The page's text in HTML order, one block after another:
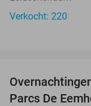
Verkocht: 220
Parcs De